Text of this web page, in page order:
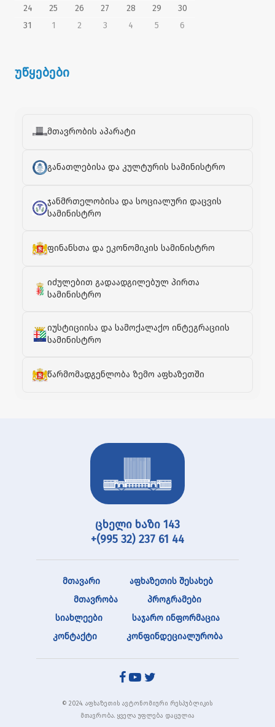
24
25 26 27 28 29
30
31
1 2 3 4 5 6
უწყებები
მთავრობის აპარატი
განათლებისა და კულტურის სამინისტრო
ჯანმრთელობისა და სოციალური დაცვის
სამინისტრო
ფინანსთა და ეკონომიკის სამინისტრო
იძულებით გადაადგილებულ პირთა
სამინისტრო
იუსტიციისა და სამოქალაქო ინტეგრაციის
სამინისტრო
წარმომადგენლობა ზემო აფხაზეთში
ცხელი ხაზი 143
+(995 32) 237 61 44
მთავარი
აფხაზეთის შესახებ
მთავრობა
პროგრამები
სიახლეები
საჯარო ინფორმაცია
კონტაქტი
კონფინდეციალურობა
© 2024. აფხაზეთის ავტონომიური რესპუბლიკის
მთავრობა. ყველა უფლება დაცულია